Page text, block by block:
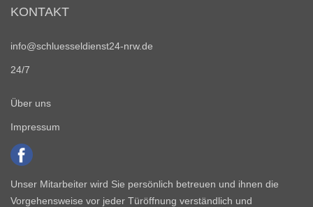
KONTAKT
info@schluesseldienst24-nrw.de
24/7
Über uns
Impressum
Unser Mitarbeiter wird Sie persönlich betreuen und ihnen die
Vorgehensweise vor jeder Türöffnung verständlich und